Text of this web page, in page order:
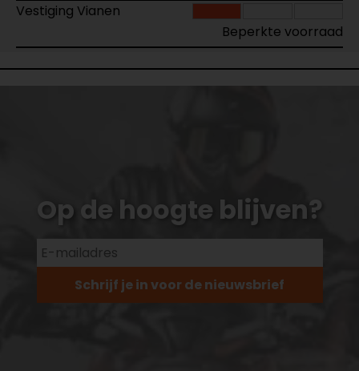
Vestiging Vianen
Beperkte voorraad
Op de hoogte blijven?
Schrijf je in voor de nieuwsbrief